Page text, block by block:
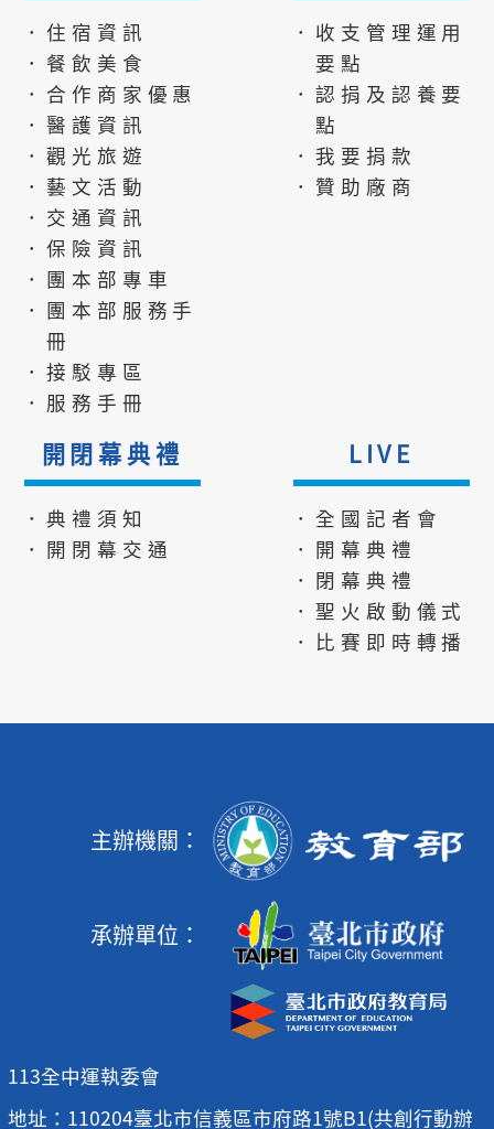
．住宿資訊
．餐飲美食
．合作商家優惠
．醫護資訊
．觀光旅遊
．藝文活動
．交通資訊
．保險資訊
．團本部專車
．團本部服務手
冊
．接駁專區
．服務手冊
．收支管理運用
要點
．認捐及認養要
點
．我要捐款
．贊助廠商
開閉幕典禮
．典禮須知
．開閉幕交通
LIVE
．全國記者會
．開幕典禮
．閉幕典禮
．聖火啟動儀式
．比賽即時轉播
主辦機關：
承辦單位：
113全中運執委會
地址：110204臺北市信義區市府路1號B1(共創行動辦